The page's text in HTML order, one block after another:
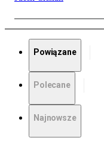
Powiązane
Polecane
Najnowsze